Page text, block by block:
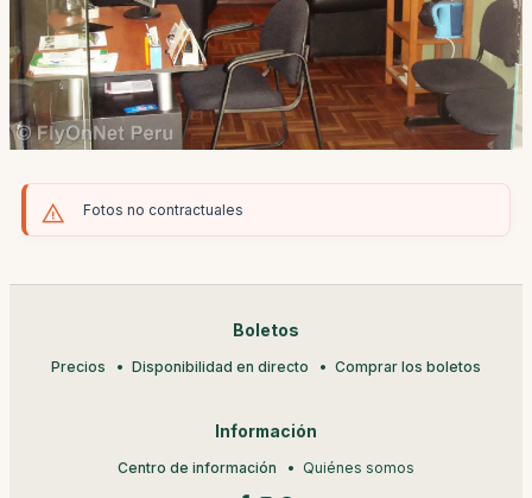
Fotos no contractuales
Boletos
Precios Disponibilidad en directo Comprar los boletos
Información
Centro de información Quiénes somos